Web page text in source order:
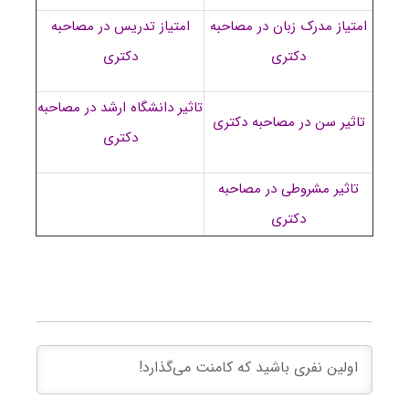
امتیاز مدرک زبان در مصاحبه
دکتری
امتیاز تدریس در مصاحبه
دکتری
تاثیر سن در مصاحبه دکتری
تاثیر دانشگاه ارشد در مصاحبه
دکتری
تاثیر مشروطی در مصاحبه
دکتری